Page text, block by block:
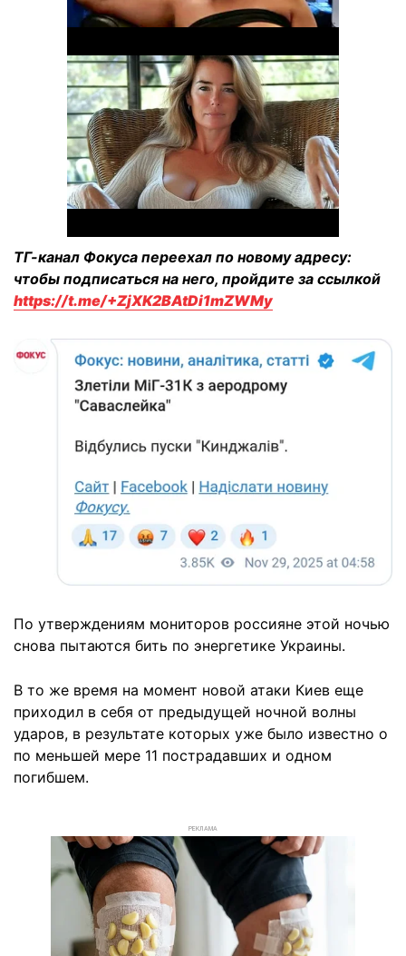
ТГ-канал Фокуса переехал по новому адресу:
чтобы подписаться на него, пройдите за ссылкой
https://t.me/+ZjXK2BAtDi1mZWMy
По утверждениям мониторов россияне этой ночью
снова пытаются бить по энергетике Украины.
В то же время на момент новой атаки Киев еще
приходил в себя от предыдущей ночной волны
ударов, в результате которых уже было известно о
по меньшей мере 11 пострадавших и одном
погибшем.
РЕКЛАМА